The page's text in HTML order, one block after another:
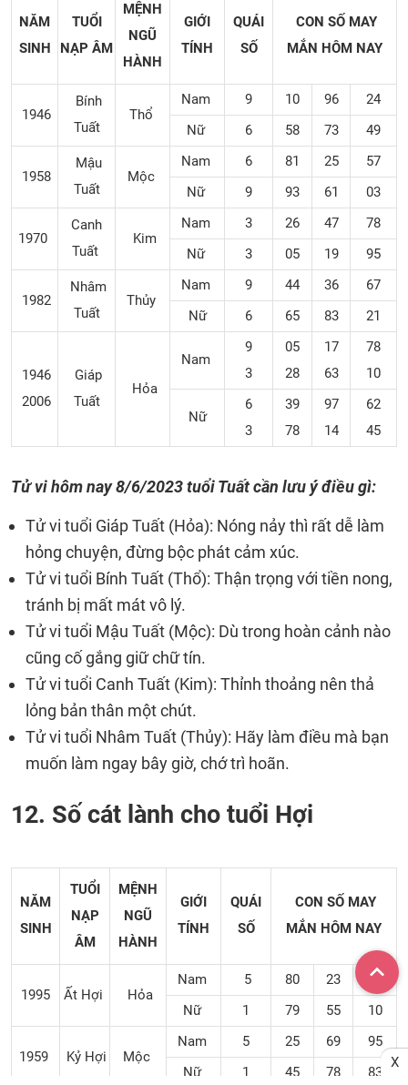
NĂM
SINH
TUỔI
NẠP ÂM
MỆNH
NGŨ
HÀNH
GIỚI
TÍNH
QUÁI
SỐ
CON SỐ MAY
MẮN HÔM NAY
1946
Bính
Tuất
Thổ
Nam 9 10 96
24
Nữ
6 58 73 49
1958
Mậu
Tuất
Mộc
Nam 6 81 25
57
Nữ
9 93 61 03
1970
Canh
Tuất
Kim
Nam 3 26 47
78
Nữ
3 05 19 95
1982
Nhâm
Tuất
Thủy
Nam 9 44 36
67
Nữ
6 65 83 21
1946
2006
Giáp
Tuất
Hỏa
Nam
9
3
05
28
17
63
78
10
Nữ
6
3
39
78
97
14
62
45
Tử vi hôm nay 8/6/2023 tuổi Tuất cần lưu ý điều gì:
Tử vi tuổi Giáp Tuất (Hỏa): Nóng nảy thì rất dễ làm
hỏng chuyện, đừng bộc phát cảm xúc.
Tử vi tuổi Bính Tuất (Thổ): Thận trọng với tiền nong,
tránh bị mất mát vô lý.
Tử vi tuổi Mậu Tuất (Mộc): Dù trong hoàn cảnh nào
cũng cố gắng giữ chữ tín.
Tử vi tuổi Canh Tuất (Kim): Thỉnh thoảng nên thả
lỏng bản thân một chút.
Tử vi tuổi Nhâm Tuất (Thủy): Hãy làm điều mà bạn
muốn làm ngay bây giờ, chớ trì hoãn.
12. Số cát lành cho tuổi Hợi
NĂM
SINH
TUỔI
NẠP
ÂM
MỆNH
NGŨ
HÀNH
GIỚI
TÍNH
QUÁI
SỐ
CON SỐ MAY
MẮN HÔM NAY
1995 Ất Hợi Hỏa
Nam 5 80 23
67
Nữ
1 79 55 10
1959 Kỷ Hợi Mộc
Nam 5 25 69
95
Nữ
1 45 78 83
X